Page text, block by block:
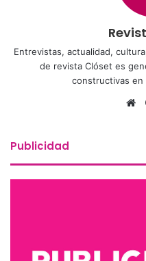
Entrevistas, actualidad,
de revista Clóset es
constructivas en
Publicidad